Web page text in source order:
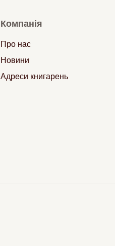
Компанія
Про нас
Новини
Адреси книгарень